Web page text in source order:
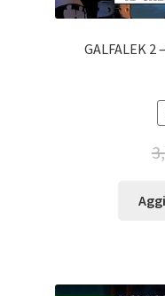
GALFALEK 2